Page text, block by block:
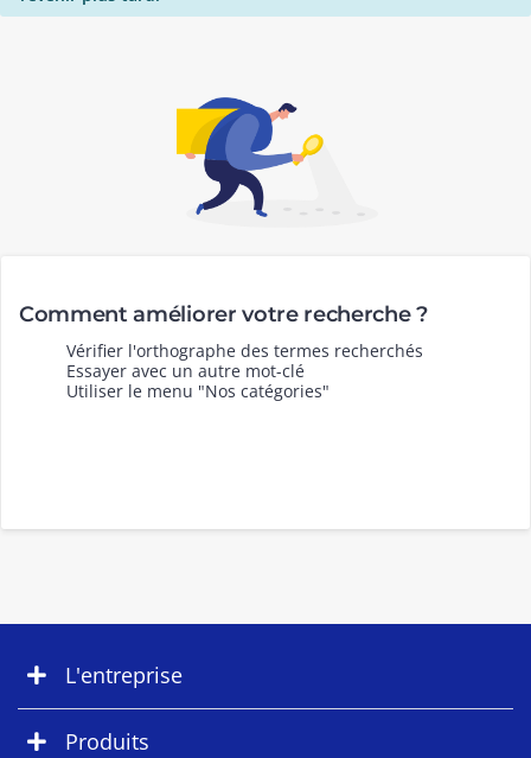
Comment améliorer votre recherche ?
Vérifier l'orthographe des termes recherchés
Essayer avec un autre mot-clé
Utiliser le menu "Nos catégories"
L'entreprise
Produits